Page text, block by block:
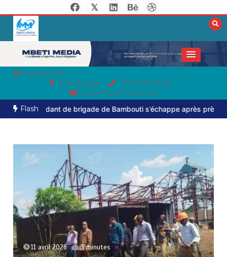
7 August 2026
RCA, Bangui
236 76 05 79 64
www.mbetimedia.com
Flashde brigade de Bambouti s’échappe après près de huit
11 avril 2026 3 minutes